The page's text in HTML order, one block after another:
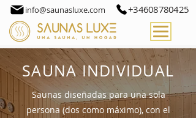
info@saunasluxe.com +34608780425
SAUNA INDIVIDUAL
Saunas diseñadas para una sola
persona (dos como máximo), con el